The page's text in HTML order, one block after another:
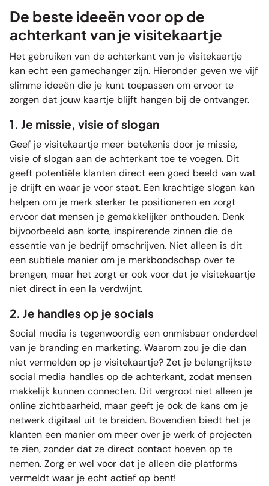
De beste ideeën voor op de
achterkant van je visitekaartje
Het gebruiken van de achterkant van je visitekaartje
kan echt een gamechanger zijn. Hieronder geven we vijf
slimme ideeën die je kunt toepassen om ervoor te
zorgen dat jouw kaartje blijft hangen bij de ontvanger.
1. Je missie, visie of slogan
Geef je visitekaartje meer betekenis door je missie,
visie of slogan aan de achterkant toe te voegen. Dit
geeft potentiële klanten direct een goed beeld van wat
je drijft en waar je voor staat. Een krachtige slogan kan
helpen om je merk sterker te positioneren en zorgt
ervoor dat mensen je gemakkelijker onthouden. Denk
bijvoorbeeld aan korte, inspirerende zinnen die de
essentie van je bedrijf omschrijven. Niet alleen is dit
een subtiele manier om je merkboodschap over te
brengen, maar het zorgt er ook voor dat je visitekaartje
niet direct in een la verdwijnt.
2. Je handles op je socials
Social media is tegenwoordig een onmisbaar onderdeel
van je branding en marketing. Waarom zou je die dan
niet vermelden op je visitekaartje? Zet je belangrijkste
social media handles op de achterkant, zodat mensen
makkelijk kunnen connecten. Dit vergroot niet alleen je
online zichtbaarheid, maar geeft je ook de kans om je
netwerk digitaal uit te breiden. Bovendien biedt het je
klanten een manier om meer over je werk of projecten
te zien, zonder dat ze direct contact hoeven op te
nemen. Zorg er wel voor dat je alleen die platforms
vermeldt waar je echt actief op bent!